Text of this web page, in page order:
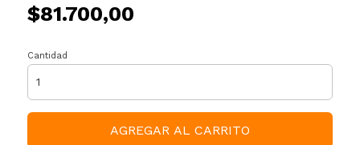
$81.700,00
Cantidad
AGREGAR AL CARRITO